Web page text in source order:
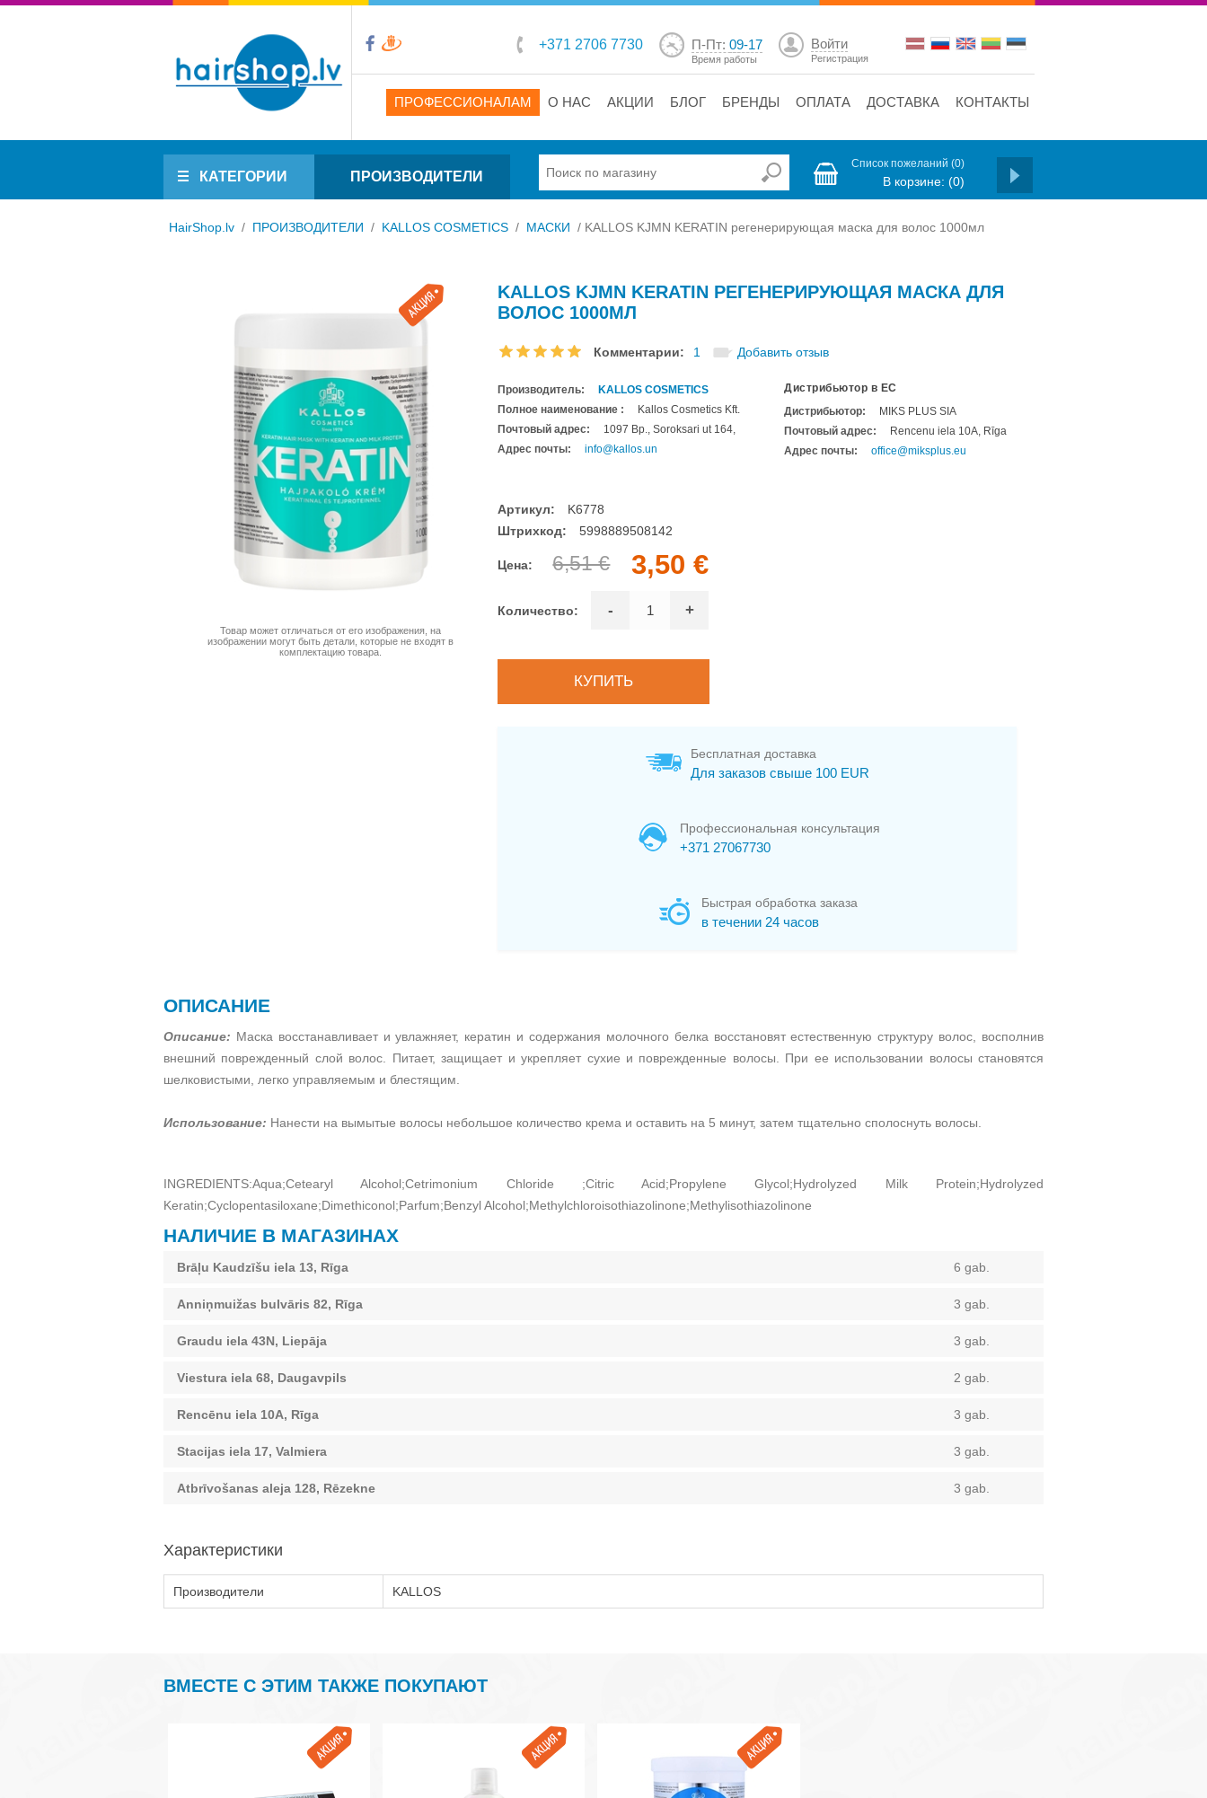
+371 2706 7730 П-Пт: 09-17
Время работы
Войти
Регистрация
ПРОФЕССИОНАЛАМ О НАС АКЦИИ БЛОГ БРЕНДЫ ОПЛАТА ДОСТАВКА КОНТАКТЫ
КАТЕГОРИИ ПРОИЗВОДИТЕЛИ
Список пожеланий (0)
В корзине: (0)
HairShop.lv / ПРОИЗВОДИТЕЛИ / KALLOS COSMETICS / МАСКИ / KALLOS KJMN KERATIN регенерирующая маска для волос 1000мл
Товар может отличаться от его изображения, на
изображении могут быть детали, которые не входят в
комплектацию товара.
KALLOS KJMN KERATIN РЕГЕНЕРИРУЮЩАЯ МАСКА ДЛЯ
ВОЛОС 1000МЛ
Комментарии: 1 Добавить отзыв
Производитель:
KALLOS COSMETICS
Полное наименование :
Kallos Cosmetics Kft.
Почтовый адрес:
1097 Bp., Soroksari ut 164,
Адрес почты:
info@kallos.un
Дистрибьютор в ЕС
Дистрибьютор:
MIKS PLUS SIA
Почтовый адрес:
Rencenu iela 10A, Rīga
Адрес почты:
office@miksplus.eu
Артикул:
K6778
Штрихкод:
5998889508142
Цена: 6,51 € 3,50 €
Количество: - +
Бесплатная доставка
Для заказов свыше 100 EUR
Профессиональная консультация
+371 27067730
Быстрая обработка заказа
в течении 24 часов
ОПИСАНИЕ
Описание: Маска восстанавливает и увлажняет, кератин и содержания молочного белка восстановят естественную структуру волос, восполнив
внешний поврежденный слой волос. Питает, защищает и укрепляет сухие и поврежденные волосы. При ее использовании волосы становятся
шелковистыми, легко управляемым и блестящим.
Использование: Нанести на вымытые волосы небольшое количество крема и оставить на 5 минут, затем тщательно сполоснуть волосы.
INGREDIENTS:Aqua;Cetearyl Alcohol;Cetrimonium Chloride ;Citric Acid;Propylene Glycol;Hydrolyzed Milk Protein;Hydrolyzed
Keratin;Cyclopentasiloxane;Dimethiconol;Parfum;Benzyl Alcohol;Methylchloroisothiazolinone;Methylisothiazolinone
НАЛИЧИЕ В МАГАЗИНАХ
Brāļu Kaudzīšu iela 13, Rīga 6 gab.
Anniņmuižas bulvāris 82, Rīga 3 gab.
Graudu iela 43N, Liepāja 3 gab.
Viestura iela 68, Daugavpils 2 gab.
Rencēnu iela 10A, Rīga 3 gab.
Stacijas iela 17, Valmiera 3 gab.
Atbrīvošanas aleja 128, Rēzekne 3 gab.
Характеристики
Производители KALLOS
ВМЕСТЕ С ЭТИМ ТАКЖЕ ПОКУПАЮТ